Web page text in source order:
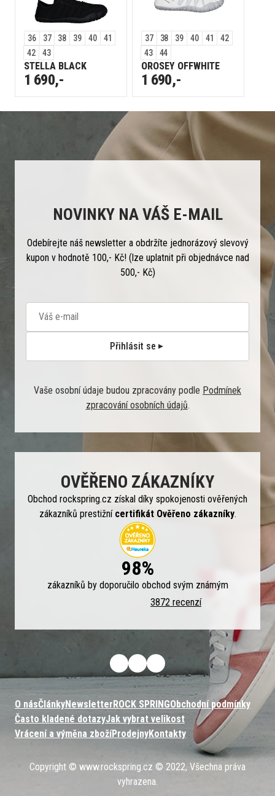
36 37 38 39 40
41
42
43
STELLA BLACK
1 690,-
37 38 39 40 41
42
43
44
OROSEY OFFWHITE
1 690,-
NOVINKY NA VÁŠ E-MAIL
Odebírejte náš newsletter a obdržíte jednorázový slevový
kupon v hodnotě 100,- Kč! (lze uplatnit při objednávce nad
500,- Kč)
Přihlásit se
Vaše osobní údaje budou zpracovány podle Podmínek
zpracování osobních údajů.
OVĚŘENO ZÁKAZNÍKY
Obchod rockspring.cz získal díky spokojenosti ověřených
zákazníků prestižní certifikát Ověřeno zákazníky.
98%
zákazníků by doporučilo obchod svým známým
3872 recenzí
O násČlánkyNewsletterROCK SPRINGObchodní podmínky
Často kladené dotazyJak vybrat velikost
Vrácení a výměna zbožíProdejnyKontakty
Copyright © www.rockspring.cz © 2022, Všechna práva
vyhrazena.